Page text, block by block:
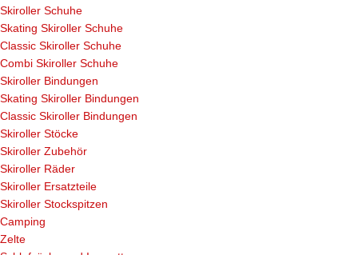
Skiroller Schuhe
Skating Skiroller Schuhe
Classic Skiroller Schuhe
Combi Skiroller Schuhe
Skiroller Bindungen
Skating Skiroller Bindungen
Classic Skiroller Bindungen
Skiroller Stöcke
Skiroller Zubehör
Skiroller Räder
Skiroller Ersatzteile
Skiroller Stockspitzen
Camping
Zelte